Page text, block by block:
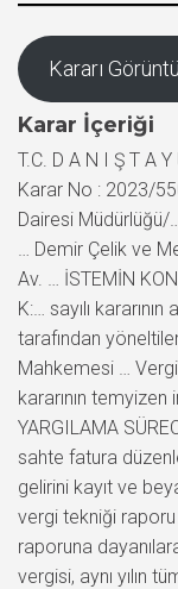
Kararı
Karar İçeriği
T.C. D A N I Ş T A
Karar No : 2023/
Dairesi Müdürlüğü/
… Demir Çelik ve
Av. … İSTEMİN
K:… sayılı
tarafından
Mahkemesi … Vergi
kararının
YARGILAMA
sahte fatura
gelirini kayıt ve
vergi tekniği
raporuna
vergisi, aynı yılın